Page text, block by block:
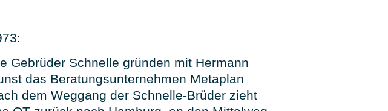
Gebrüder Schnelle gründen mit Hermann
das Beratungsunternehmen Metaplan
dem Weggang der Schnelle-Brüder zieht